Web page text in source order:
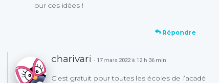
our ces idées !
Répondre
charivari · 17 mars 2022 à 12 h 36 min
C’est gratuit pour toutes les écoles de l’acadé